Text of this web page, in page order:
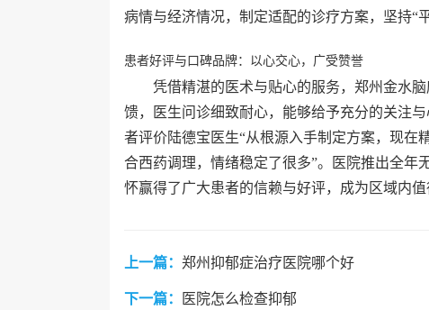
病情与经济情况，制定适配的诊疗方案，坚持“
患者好评与口碑品牌：以心交心，广受赞誉
凭借精湛的医术与贴心的服务，郑州金水
馈，医生问诊细致耐心，能够给予充分的关注
者评价陆德宝医生“从根源入手制定方案，现在
合西药调理，情绪稳定了很多”。医院推出全年
怀赢得了广大患者的信赖与好评，成为区域内值
上一篇： 郑州抑郁症治疗医院哪个好
下一篇： 医院怎么检查抑郁